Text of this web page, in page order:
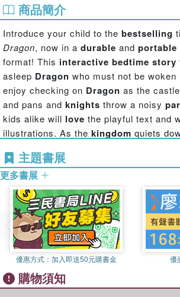
商品簡介
Introduce your child to the bestselling
Dragon, now in a durable and portable
format! This interactive bedtime story
asleep Dragon who must not be
enjoy checking on Dragon as the
and pans and knights throw a noisy
kids alike will love the playful text and
illustrations. As the kingdom quiets
Dragonand themselves to drift off to
story creates a delightful
forward to every night.
主題書展
更多書展
優惠方式： 加入即送50元購書金 優
購物須知